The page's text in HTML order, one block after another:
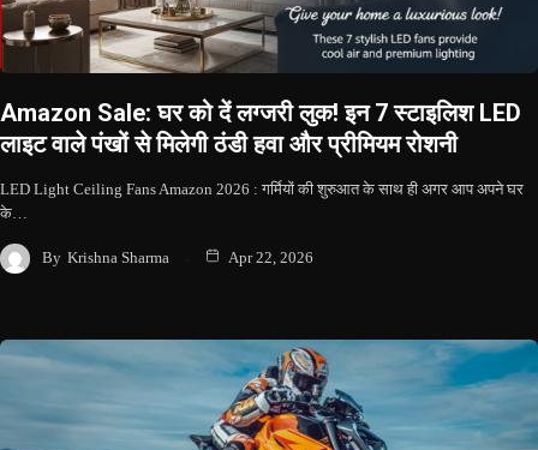
Amazon Sale: घर को दें लग्जरी लुक! इन 7 स्टाइलिश LED
लाइट वाले पंखों से मिलेगी ठंडी हवा और प्रीमियम रोशनी
LED Light Ceiling Fans Amazon 2026 : गर्मियों की शुरुआत के साथ ही अगर आप अपने घर
के…
By Krishna Sharma Apr 22, 2026